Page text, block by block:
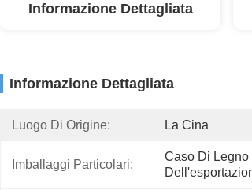
Informazione Dettagliata
Informazione Dettagliata
Luogo Di Origine: La Cina
Imballaggi Particolari:
Caso Di Legno